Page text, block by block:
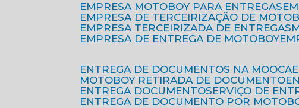
EMPRESA MOTOBOY PARA ENTREGAS
EMPRESA DE TERCEIRIZAÇÃO DE
EMPRESA TERCEIRIZADA DE ENTREGAS
EMPRESA DE ENTREGA DE MOTOBOY
ENTREGA DE DOCUMENTOS NA MOOCA
MOTOBOY RETIRADA DE DOCUMENTO
ENTREGA DOCUMENTO
SERVIÇO DE
ENTREGA DE DOCUMENTO POR